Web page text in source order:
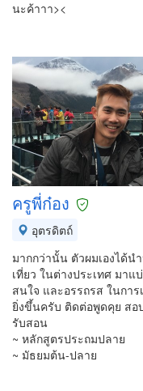
นะค้าาา><
ครูพี่ก๋อง
อุตรดิตถ์
มากกว่านั้น ตัวผมเองได้
เที่ยว ในต่างประเทศ มา
สนใจ และอรรถรส ในกา
ยิ่งขึ้นครับ ติดต่อพูดคุย สอ
รับสอน
~ หลักสูตรประถมปลาย
~ มัธยมต้น-ปลาย